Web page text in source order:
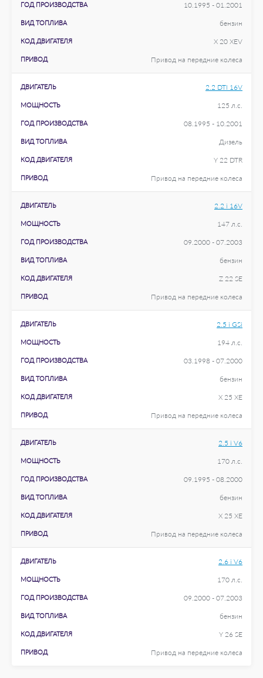
ГОД ПРОИЗВОДСТВА 10.1995 - 01.2001
ВИД ТОПЛИВА бензин
КОД ДВИГАТЕЛЯ X 20 XEV
ПРИВОД Привод на передние колеса
ДВИГАТЕЛЬ 2.2 DTI 16V
МОЩНОСТЬ 125 л.с.
ГОД ПРОИЗВОДСТВА 08.1995 - 10.2001
ВИД ТОПЛИВА Дизель
КОД ДВИГАТЕЛЯ Y 22 DTR
ПРИВОД Привод на передние колеса
ДВИГАТЕЛЬ 2.2 i 16V
МОЩНОСТЬ 147 л.с.
ГОД ПРОИЗВОДСТВА 09.2000 - 07.2003
ВИД ТОПЛИВА бензин
КОД ДВИГАТЕЛЯ Z 22 SE
ПРИВОД Привод на передние колеса
ДВИГАТЕЛЬ 2.5 i GSi
МОЩНОСТЬ 194 л.с.
ГОД ПРОИЗВОДСТВА 03.1998 - 07.2000
ВИД ТОПЛИВА бензин
КОД ДВИГАТЕЛЯ X 25 XE
ПРИВОД Привод на передние колеса
ДВИГАТЕЛЬ 2.5 i V6
МОЩНОСТЬ 170 л.с.
ГОД ПРОИЗВОДСТВА 09.1995 - 08.2000
ВИД ТОПЛИВА бензин
КОД ДВИГАТЕЛЯ X 25 XE
ПРИВОД Привод на передние колеса
ДВИГАТЕЛЬ 2.6 i V6
МОЩНОСТЬ 170 л.с.
ГОД ПРОИЗВОДСТВА 09.2000 - 07.2003
ВИД ТОПЛИВА бензин
КОД ДВИГАТЕЛЯ Y 26 SE
ПРИВОД Привод на передние колеса